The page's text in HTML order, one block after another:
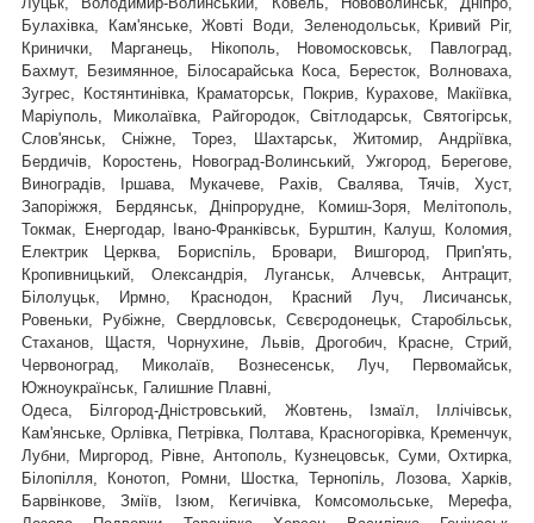
Булахівка, Кам'янське, Жовті Води, Зеленодольськ, Кривий Ріг,
Кринички, Марганець, Нікополь, Новомосковськ, Павлоград,
Бахмут, Безимянное, Білосарайська Коса, Бересток, Волноваха,
Зугрес, Костянтинівка, Краматорськ, Покрив, Курахове, Макіївка,
Маріуполь, Миколаївка, Райгородок, Світлодарськ, Святогірськ,
Слов'янськ, Сніжне, Торез, Шахтарськ, Житомир, Андріївка,
Бердичів, Коростень, Новоград-Волинський, Ужгород, Берегове,
Виноградів, Іршава, Мукачеве, Рахів, Свалява, Тячів, Хуст,
Запоріжжя, Бердянськ, Дніпрорудне, Комиш-Зоря, Мелітополь,
Токмак, Енергодар, Івано-Франківськ, Бурштин, Калуш, Коломия,
Електрик Церква, Бориспіль, Бровари, Вишгород, Прип'ять,
Кропивницький, Олександрія, Луганськ, Алчевськ, Антрацит,
Білолуцьк, Ирмно, Краснодон, Красний Луч, Лисичанськ,
Ровеньки, Рубіжне, Свердловськ, Сєвєродонецьк, Старобільськ,
Стаханов, Щастя, Чорнухине, Львів, Дрогобич, Красне, Стрий,
Червоноград,
Миколаїв, Вознесенськ, Луч, Первомайськ,
Южноукраїнськ, Галишние Плавні,
Одеса, Білгород-Дністровський, Жовтень, Ізмаїл, Іллічівськ,
Кам'янське, Орлівка, Петрівка, Полтава, Красногорівка, Кременчук,
Лубни, Миргород, Рівне, Антополь, Кузнецовськ, Суми, Охтирка,
Білопілля, Конотоп, Ромни, Шостка, Тернопіль, Лозова, Харків,
Барвінкове, Зміїв, Ізюм, Кегичівка, Комсомольське, Мерефа,